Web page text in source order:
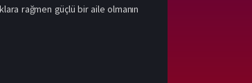
rağmen güçlü bir aile olmanın